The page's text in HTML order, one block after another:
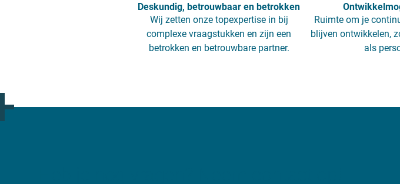
Deskundig, betrouwbaar en betrokken
Wij zetten onze topexpertise in bij
complexe vraagstukken en zijn een
betrokken en betrouwbare partner.
Ruimte om je
blijven ontwikkelen,
als